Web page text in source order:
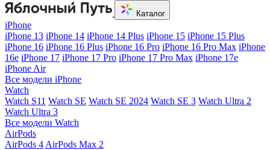
Каталог
iPhone
iPhone 13 iPhone 14 iPhone 14 Plus iPhone 15 iPhone 15 Plus
iPhone 16 iPhone 16 Plus iPhone 16 Pro iPhone 16 Pro Max iPhone
16e iPhone 17 iPhone 17 Pro iPhone 17 Pro Max iPhone 17e
iPhone Air
Все модели iPhone
Watch
Watch S11 Watch SE Watch SE 2024 Watch SE 3 Watch Ultra 2
Watch Ultra 3
Все модели Watch
AirPods
AirPods 4 AirPods Max 2